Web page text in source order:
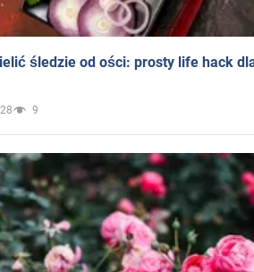
śledzie od ości: prosty life hack
9